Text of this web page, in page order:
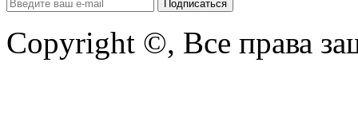
Copyright ©, Все права